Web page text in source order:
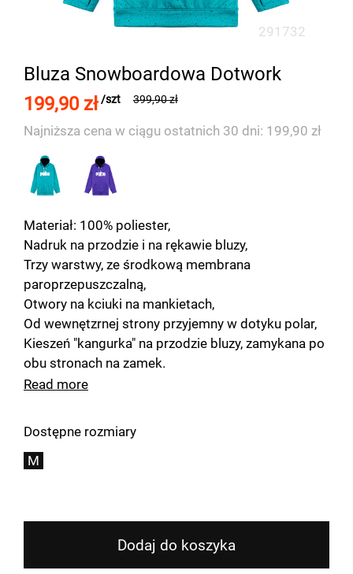
Bluza Snowboardowa Dotwork
291732
199,90 zł /szt 399,90 zł
Najniższa cena w ciągu ostatnich 30 dni: 199,90 zł
Materiał: 100% poliester,
Nadruk na przodzie i na rękawie bluzy,
Trzy warstwy, ze środkową membrana
paroprzepuszczalną,
Otwory na kciuki na mankietach,
Od wewnętzrnej strony przyjemny w dotyku polar,
Kieszeń "kangurka" na przodzie bluzy, zamykana po
obu stronach na zamek.
Pod pachami otwory wentylacyjne,
Przydłużony, regularny krój,
Bardzo wysoka jakość wykonania,
Read more
Dostępne rozmiary
M
Dodaj do koszyka